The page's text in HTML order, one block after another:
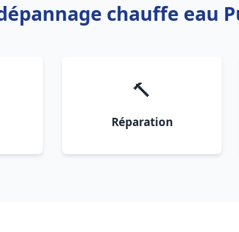
chauffe eau
🔨
Réparation